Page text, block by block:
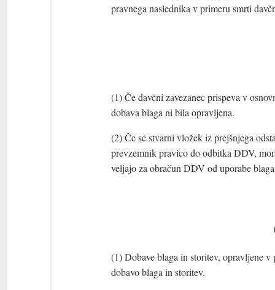
pravnega naslednika v primeru smrti
(1) Če davčni zavezanec prispeva v
dobava blaga ni bila opravljena.
(2) Če se stvarni vložek iz prejšnjega
prevzemnik pravico do odbitka DDV,
veljajo za obračun DDV od uporabe
(1) Dobave blaga in storitev, opravljene
dobavo blaga in storitev.